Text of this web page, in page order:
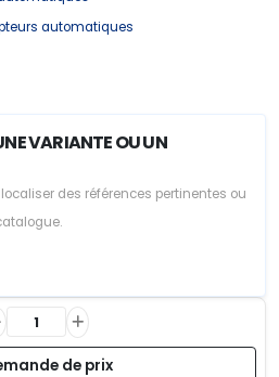
automatiques
VARIANTE OU UN
des références pertinentes ou
de prix